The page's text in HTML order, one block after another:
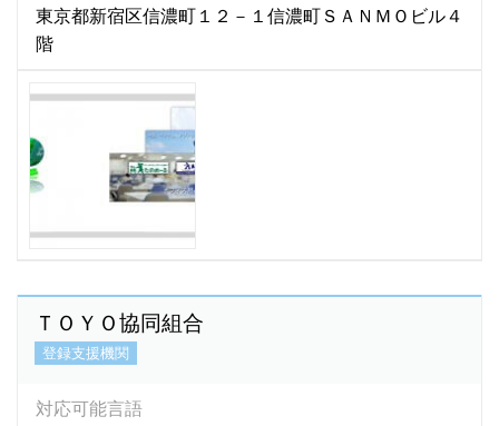
東京都新宿区信濃町１２－１信濃町ＳＡＮＭＯビル４
階
ＴＯＹＯ協同組合
登録支援機関
対応可能言語